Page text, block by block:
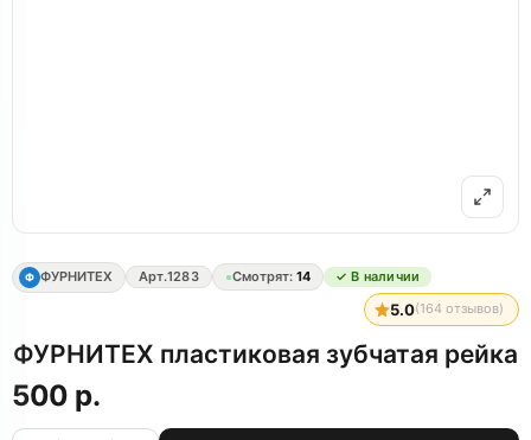
Ф ФУРНИТЕХ Арт.1283 Смотрят: 14 ✓ В наличии
5.0(164 отзывов)
ФУРНИТЕХ пластиковая зубчатая рейка
500 р.